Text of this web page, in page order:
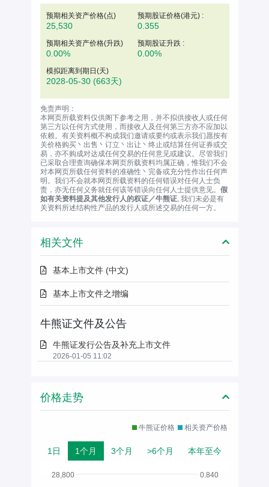
预期相关资产价格(点)
25,530
预期股证价格(港元) :
0.355
预期相关资产价格(升跌)
0.00%
预期股证升跌 :
0.00%
模拟距离到期日(天)
2028-05-30 (663天)
免责声明：
本网页所载资料仅供阁下参考之用，并不拟供接收人或任何
第三方以任何方式使用，而接收人及任何第三方亦不应加以
依赖。有关资料概不构成我们邀请或要约或表示我们愿按有
关价格购买丶出售丶订立丶出让丶终止或结算任何证券或交
易，亦不购成对达成任何交易的任何意见或建议。尽管我们
已采取合理查询确保本网页所载资料均属正确，惟我们不会
对本网页所载任何资料的准确性丶完备或充分性作出任何声
明。我们不会就本网页所载资料的任何错误对任何人士负
责，亦无任何义务就任何该等错误向任何人士提供意见。 假
如有关资料提及其他发行人的权证／牛熊证, 我们未必是有
关资料所述结构性产品的发行人或所述交易的任何一方。
相关文件
基本上市文件 (中文)
基本上市文件之增编
牛熊证文件及公告
牛熊证发行公告及补充上市文件
2026-01-05 11:02
价格走势
牛熊证价格 相关资产价格
1日 1个月 3个月 >6个月 本年至今
28,800 0.840